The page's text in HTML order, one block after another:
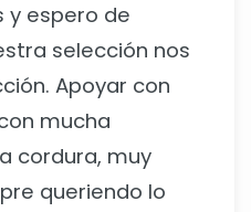
y espero de
selección nos
Apoyar con
mucha
cordura, muy
queriendo lo